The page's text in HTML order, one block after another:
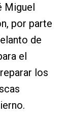
Miguel
por parte
de
el
los